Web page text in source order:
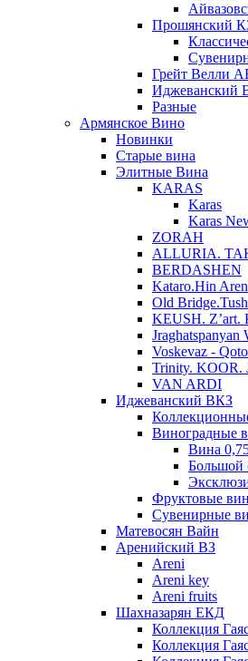
Прошянский
Грейт Велли
Иджеванский
Разные
Армянское Вино
Новинки
Старые вина
Элитные Вина
KARAS
Karas
Karas
ZORAH
ALLURIA.
BERDASHEN
Kataro.Hin
Old
KEUSH. Z’art.
Jraghatspanyan
Voskevaz -
Trinity. KOOR.
VAN ARDI
Иджеванский ВКЗ
Виноградные
Вина
Большой
Фруктовые
Cувенирные
Матевосян Вайн
Аренийский ВЗ
Areni
Areni key
Areni fruits
Шахназарян ЕКД
Коллекция
Коллекция